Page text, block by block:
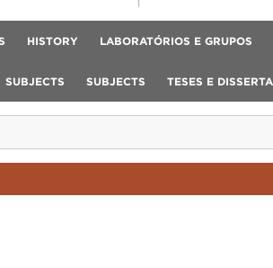
HISTORY LABORATÓRIOS E GRUPOS
SUBJECTS SUBJECTS TESES E